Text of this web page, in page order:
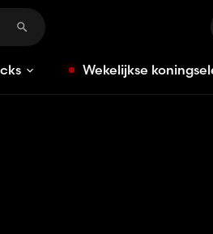
Wekelijkse